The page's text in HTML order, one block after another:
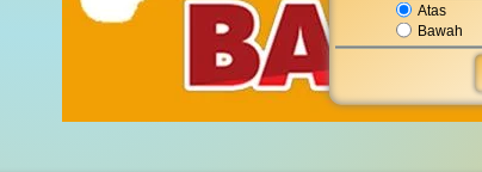
Atas
Bawah